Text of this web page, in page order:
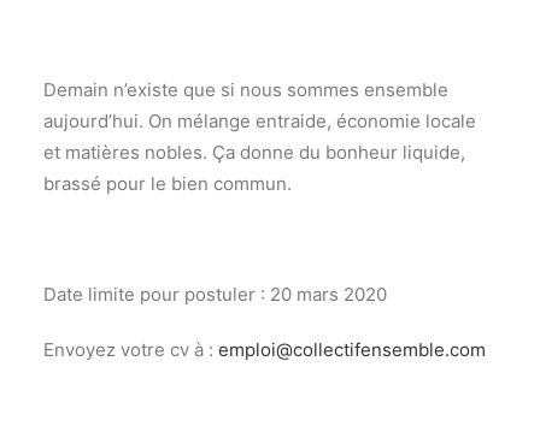
Demain n’existe que si nous sommes ensemble
aujourd’hui. On mélange entraide, économie locale
et matières nobles. Ça donne du bonheur liquide,
brassé pour le bien commun.
Date limite pour postuler : 20 mars 2020
Envoyez votre cv à : emploi@collectifensemble.com